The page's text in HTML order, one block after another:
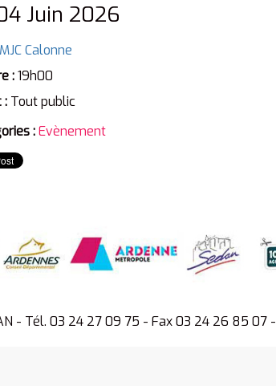
Juin 2026
MJC Calonne
:19h00
: Tout public
:Evènement
- Tél. 03 24 27 09 75 - Fax 03 24 26 85 07 -